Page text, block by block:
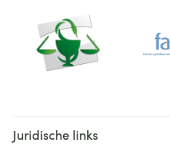
Juridische links